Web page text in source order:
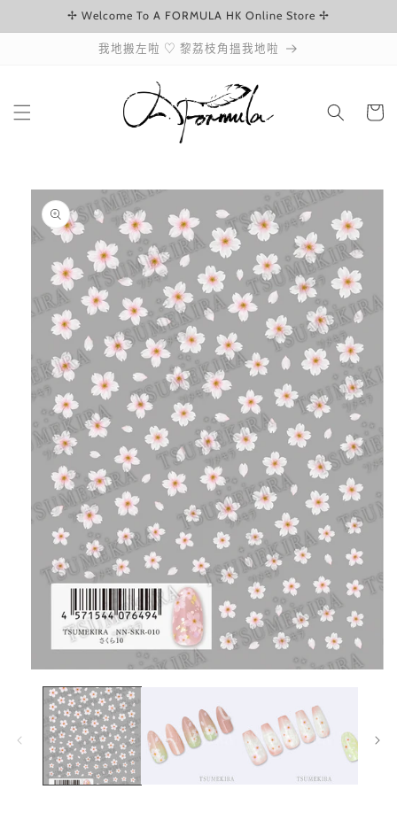
跳至內容✢ Welcome To A FORMULA HK Online Store ✢
我地搬左啦 ♡ 黎荔枝角搵我地啦
物
略過產品
資訊